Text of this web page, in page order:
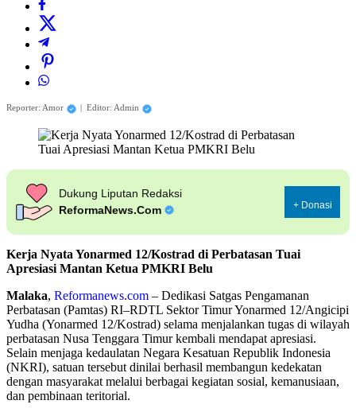
Reporter: Amor Editor: Admin
Dukung Liputan Redaksi
ReformaNews.Com
+ Donasi
Kerja Nyata Yonarmed 12/Kostrad di Perbatasan Tuai
Apresiasi Mantan Ketua PMKRI Belu
Malaka, Reformanews.com – Dedikasi Satgas Pengamanan
Perbatasan (Pamtas) RI–RDTL Sektor Timur Yonarmed 12/Angicipi
Yudha (Yonarmed 12/Kostrad) selama menjalankan tugas di wilayah
perbatasan Nusa Tenggara Timur kembali mendapat apresiasi.
Selain menjaga kedaulatan Negara Kesatuan Republik Indonesia
(NKRI), satuan tersebut dinilai berhasil membangun kedekatan
dengan masyarakat melalui berbagai kegiatan sosial, kemanusiaan,
dan pembinaan teritorial.